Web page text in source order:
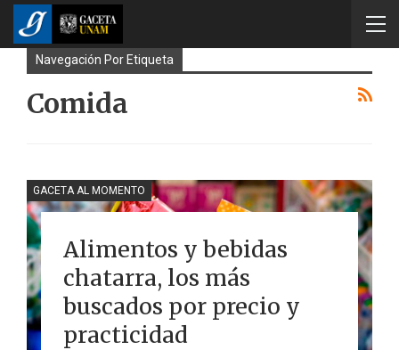
Navegación Por Etiqueta
Comida
GACETA AL MOMENTO
Alimentos y bebidas
chatarra, los más
buscados por precio y
practicidad